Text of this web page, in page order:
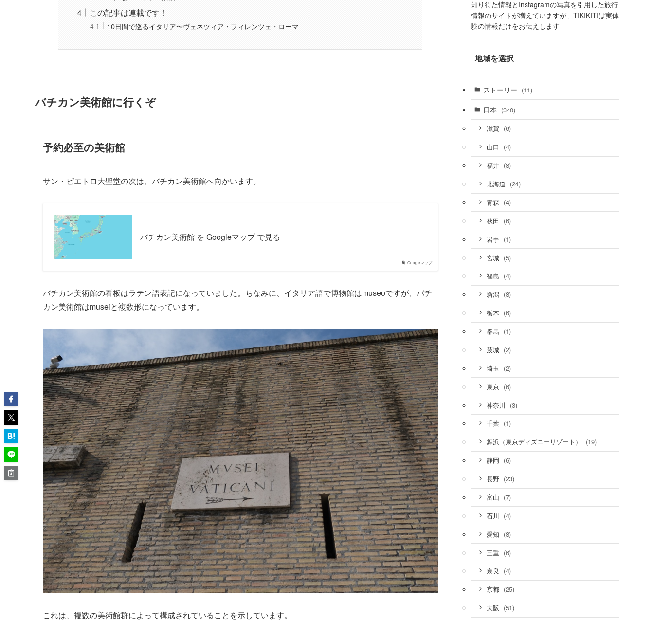
この記事は連載です！
10日間で巡るイタリア〜ヴェネツィア・フィレンツェ・ローマ
バチカン美術館に行くぞ
予約必至の美術館
サン・ピエトロ大聖堂の次は、バチカン美術館へ向かいます。
Googleマップ
バチカン美術館 を Googleマップ で見る
バチカン美術館の看板はラテン語表記になっていました。ちなみに、イタリア語で博物館はmuseoですが、バチ
カン美術館はmuseiと複数形になっています。
これは、複数の美術館群によって構成されていることを示しています。
知り得た情報とInstagramの写真を引用した旅行
情報のサイトが増えていますが、TIKIKITIは実体
験の情報だけをお伝えします！
地域を選択
ストーリー (11)
日本 (340)
滋賀 (6)
山口 (4)
福井 (8)
北海道 (24)
青森 (4)
秋田 (6)
岩手 (1)
宮城 (5)
福島 (4)
新潟 (8)
栃木 (6)
群馬 (1)
茨城 (2)
埼玉 (2)
東京 (6)
神奈川 (3)
千葉 (1)
舞浜（東京ディズニーリゾート） (19)
静岡 (6)
長野 (23)
富山 (7)
石川 (4)
愛知 (8)
三重 (6)
奈良 (4)
京都 (25)
大阪 (51)